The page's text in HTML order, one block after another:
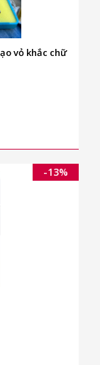
-13%